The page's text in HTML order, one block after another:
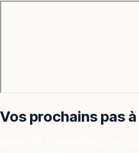
Vos prochains pas à